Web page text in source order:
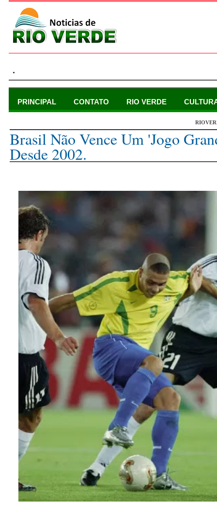
.
PRINCIPAL CONTATO RIO VERDE
Brasil Não Vence Um 'jogo
Desde 2002.